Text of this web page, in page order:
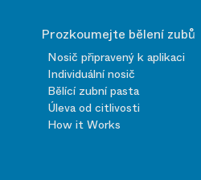
Prozkoumejte bělení zubů
Nosič připravený k aplikaci
Individuální nosič
Bělící zubní pasta
Úleva od citlivosti
How it Works